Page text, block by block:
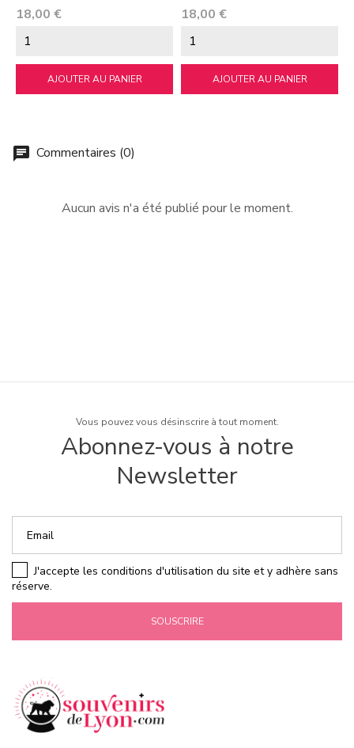
Prix
18,00 €
AJOUTER AU PANIER
Prix
18,00 €
AJOUTER AU PANIER
chat Commentaires (0)
Aucun avis n'a été publié pour le moment.
Vous pouvez vous désinscrire à tout moment.
Abonnez-vous à notre
Newsletter
SOUSCRIRE
J'accepte les conditions d'utilisation du site et y adhère sans
réserve.